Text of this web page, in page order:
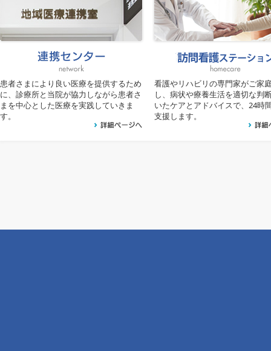
患者さまにより良い医療を提供するため
に、診療所と当院が協力しながら患者さ
まを中心とした医療を実践していきま
す。
看護やリハビリの専門家がご家
し、病状や療養生活を適切な判
いたケアとアドバイスで、24時
支援します。